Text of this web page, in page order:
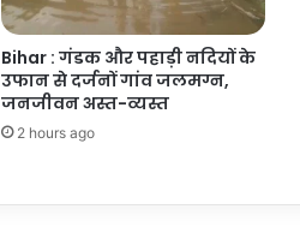
Bihar : गंडक और पहाड़ी नदियों के
उफान से दर्जनों गांव जलमग्न,
जनजीवन अस्त-व्यस्त
2 hours ago